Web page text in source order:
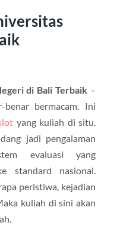
di Bali Terbaik –
bermacam. Ini
yang kuliah di situ.
jadi pengalaman
evaluasi yang
standard nasional.
peristiwa, kejadian
kuliah di sini akan